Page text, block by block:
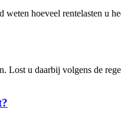
weten hoeveel rentelasten
Lost u daarbij volgens de